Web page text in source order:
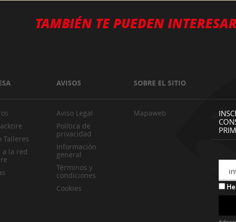
TAMBIÉN TE PUEDEN INTERESAR
AVISOS SOBRE EL SITIO
Talleres
a la red
Aviso Legal
Política de
privacidad
Información
general
Términos y
condiciones
Cookies
Mapaweb